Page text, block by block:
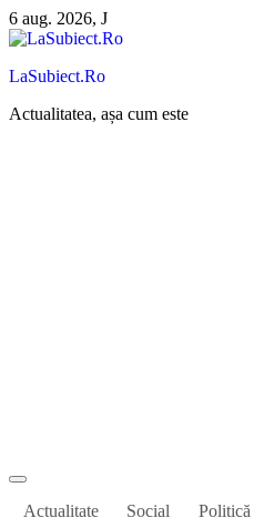
Sari
la
6 aug. 2026, J
LaSubiect.Ro
Actualitatea, așa cum este
Actualitate Social Politică